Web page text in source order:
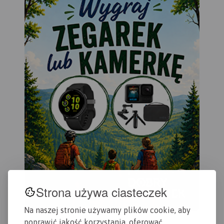
Strona używa ciasteczek
Na naszej stronie używamy plików cookie, aby
poprawić jakość korzystania, oferować